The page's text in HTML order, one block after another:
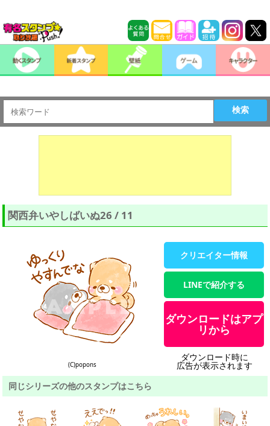
検索
関西弁いやしばいぬ26 / 11
(C)popons
クリエイター情報
LINEで紹介する
ダウンロードはアプ
リから
ダウンロード時に
広告が表示されます
同じシリーズの他のスタンプはこちら